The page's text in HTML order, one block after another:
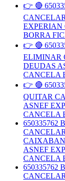
👉 🔴
EXPERIAN
BORRA
👉 🔴
ELIMINAR
DEUDAS
CANCELA
👉 🔴
QUITAR
ASNEF
CANCELA
650335762
ASNEF
CANCELA
650335762